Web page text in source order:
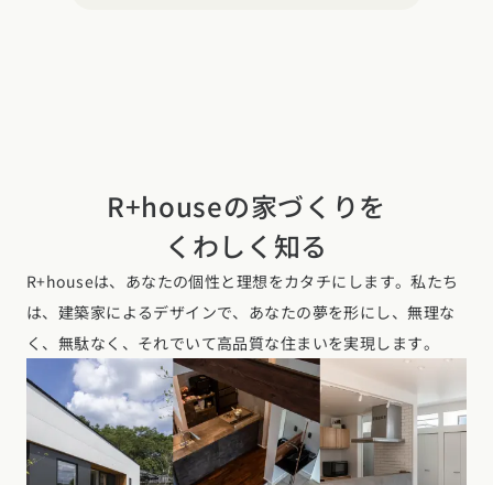
R+houseの家づくりを
くわしく知る
R+houseは、あなたの個性と理想をカタチにします。私たち
は、建築家によるデザインで、あなたの夢を形にし、無理な
く、無駄なく、それでいて高品質な住まいを実現します。